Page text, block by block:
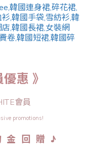
惠 》
會員
promotions!
金 回 贈 ♪